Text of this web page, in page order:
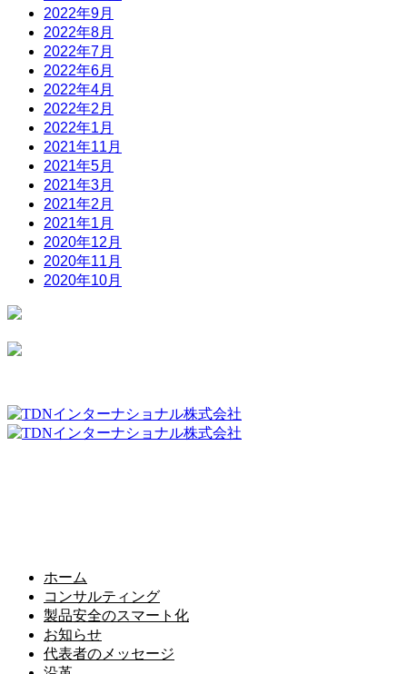
2022年9月
2022年8月
2022年7月
2022年6月
2022年4月
2022年2月
2022年1月
2021年11月
2021年5月
2021年3月
2021年2月
2021年1月
2020年12月
2020年11月
2020年10月
ホーム
コンサルティング
製品安全のスマート化
お知らせ
代表者のメッセージ